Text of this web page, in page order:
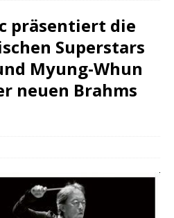
präsentiert die
Superstars
Myung-Whun
neuen Brahms